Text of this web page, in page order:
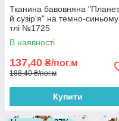
Тканина бавовняна
й сузір'я" на темно-синьому
тлі №1725
В наявності
137,40 ₴/пог.м
188,40 ₴/пог.м
Купити